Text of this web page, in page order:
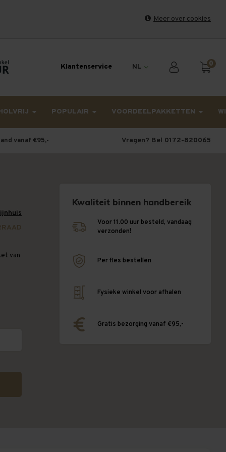
Meer over cookies
Klantenservice NL 0
POPULAIR VOORDEELPAKKETTEN
vanaf €95,- Vragen? Bel 0172-820065
van
Kwaliteit binnen handbereik
Voor 11.00 uur besteld, vandaag
verzonden!
Per fles bestellen
Fysieke winkel voor afhalen
Gratis bezorging vanaf €95,-